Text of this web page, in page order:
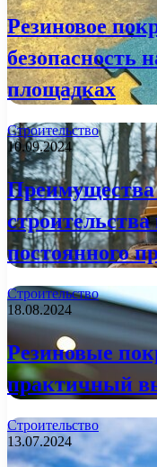
Резиновое
безопасность
площадках
Строительство
10.09.2024
Преимущества
постоянного
Строительство
18.08.2024
Резиновые
практичный
Строительство
13.07.2024